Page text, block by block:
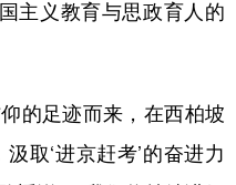
主义教育与思政育人的
的足迹而来，在西柏坡
取‘进京赶考’的奋进力